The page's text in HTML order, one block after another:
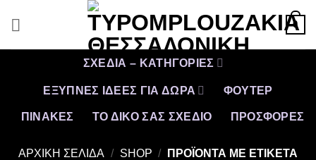
0
ΣΧΕΔΙΑ – ΚΑΤΗΓΟΡΙΕΣ
ΕΞΥΠΝΕΣ ΙΔΕΕΣ ΓΙΑ ΔΩΡΑ ΦΟΥΤΕΡ
ΠΙΝΑΚΕΣ ΤΟ ΔΙΚΟ ΣΑΣ ΣΧΕΔΙΟ ΠΡΟΣΦΟΡΈΣ
ΑΡΧΙΚΉ ΣΕΛΊΔΑ / SHOP /
ΠΡΟΪΌΝΤΑ ΜΕ ΕΤΙΚΈΤΑ